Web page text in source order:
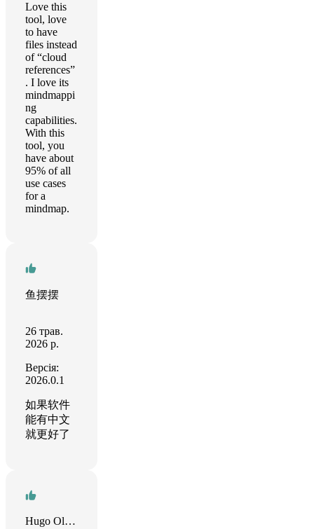
Love this
tool, love
to have
files instead
of “cloud
references”
. I love its
mindmappi
ng
capabilities.
With this
tool, you
have about
95% of all
use cases
for a
mindmap.
鱼摆摆
26 трав.
2026 р.
Версія:
2026.0.1
如果软件
能有中文
就更好了
Hugo Olguin